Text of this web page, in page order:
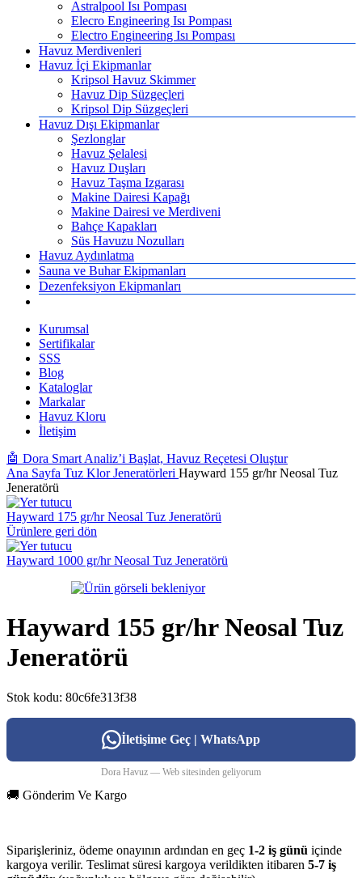
Astralpool Isı Pompası
Elecro Engineering Isı Pompası
Electro Engineering Isı Pompası
Havuz Merdivenleri
Havuz İçi Ekipmanlar
Kripsol Havuz Skimmer
Havuz Dip Süzgeçleri
Kripsol Dip Süzgeçleri
Havuz Dışı Ekipmanlar
Şezlonglar
Havuz Şelalesi
Havuz Duşları
Havuz Taşma Izgarası
Makine Dairesi Kapağı
Makine Dairesi ve Merdiveni
Bahçe Kapakları
Süs Havuzu Nozulları
Havuz Aydınlatma
Sauna ve Buhar Ekipmanları
Dezenfeksiyon Ekipmanları
Kurumsal
Sertifikalar
SSS
Blog
Kataloglar
Markalar
Havuz Kloru
İletişim
🤖 Dora Smart Analiz’i Başlat, Havuz Reçetesi Oluştur
Ana Sayfa Tuz Klor Jeneratörleri Hayward 155 gr/hr Neosal Tuz
Jeneratörü
Hayward 175 gr/hr Neosal Tuz Jeneratörü
Ürünlere geri dön
Hayward 1000 gr/hr Neosal Tuz Jeneratörü
Hayward 155 gr/hr Neosal Tuz
Jeneratörü
Stok kodu: 80c6fe313f38
İletişime Geç | WhatsApp
Dora Havuz — Web sitesinden geliyorum
🚚 Gönderim Ve Kargo
Siparişleriniz, ödeme onayının ardından en geç 1-2 iş günü içinde
kargoya verilir. Teslimat süresi kargoya verildikten itibaren 5-7 iş